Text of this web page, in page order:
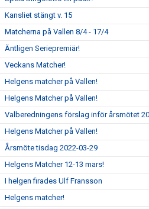
Kansliet stängt v. 15
Matcherna på Vallen 8/4 - 17/4
Äntligen Seriepremiär!
Veckans Matcher!
Helgens matcher på Vallen!
Helgens Matcher på Vallen!
Valberedningens förslag inför årsmötet
Helgens Matcher på Vallen!
Årsmöte tisdag 2022-03-29
Helgens Matcher 12-13 mars!
I helgen firades Ulf Fransson
Helgens matcher!